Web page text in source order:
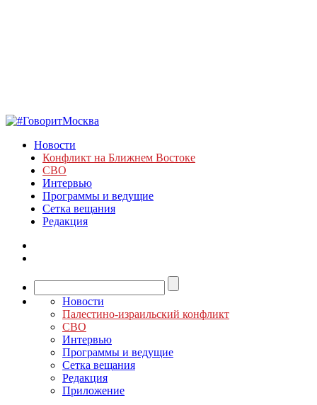
Новости
Конфликт на Ближнем Востоке
СВО
Интервью
Программы и ведущие
Сетка вещания
Редакция
Новости
Палестино-израильский конфликт
СВО
Интервью
Программы и ведущие
Сетка вещания
Редакция
Приложение